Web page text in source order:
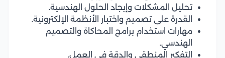
تحليل المشكلات وإيجاد الحلول الهندسية.
القدرة على تصميم واختبار الأنظمة الإلكترونية.
مهارات استخدام برامج المحاكاة والتصميم
الهندسي.
التفكير المنطقي والدقة في العمل.